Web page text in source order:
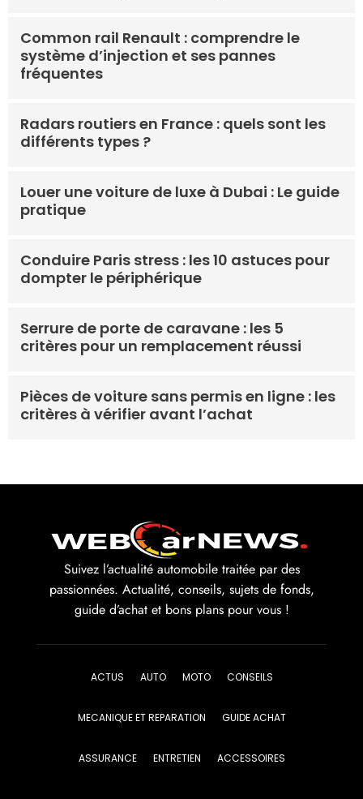
Common rail Renault : comprendre le
système d’injection et ses pannes
fréquentes
Radars routiers en France : quels sont les
différents types ?
Louer une voiture de luxe à Dubai : Le guide
pratique
Conduire Paris stress : les 10 astuces pour
dompter le périphérique
Serrure de porte de caravane : les 5
critères pour un remplacement réussi
Pièces de voiture sans permis en ligne : les
critères à vérifier avant l’achat
Suivez l’actualité automobile traitée par des
passionnées. Actualité, conseils, sujets de fonds,
guide d’achat et bons plans pour vous !
ACTUS AUTO MOTO CONSEILS
MECANIQUE ET REPARATION GUIDE ACHAT
ASSURANCE ENTRETIEN ACCESSOIRES